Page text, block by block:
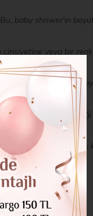
baby shower'ın
veya bir
Konukların
Anne adayı,
shower düzenlemek